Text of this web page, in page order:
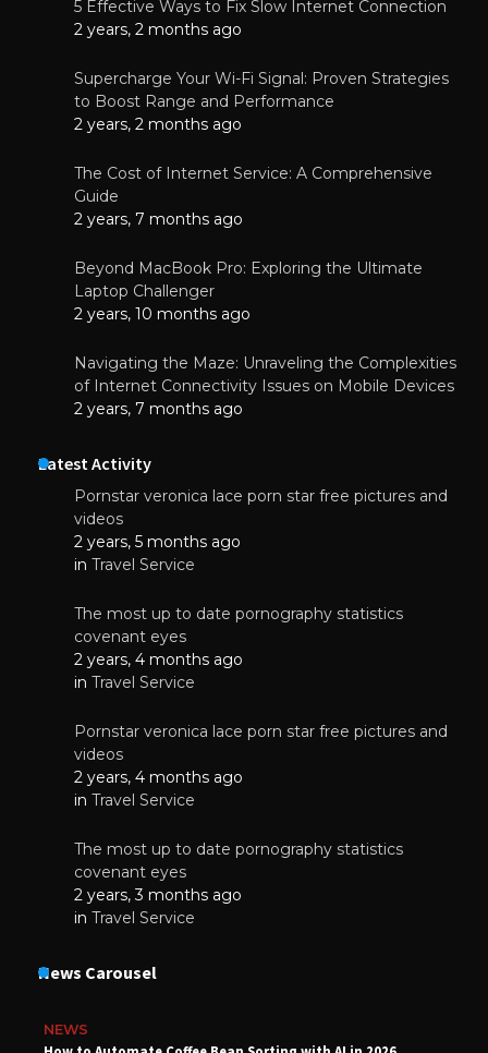
5 Effective Ways to Fix Slow Internet Connection
2 years, 2 months ago
Supercharge Your Wi-Fi Signal: Proven Strategies
to Boost Range and Performance
2 years, 2 months ago
The Cost of Internet Service: A Comprehensive
Guide
2 years, 7 months ago
Beyond MacBook Pro: Exploring the Ultimate
Laptop Challenger
2 years, 10 months ago
Navigating the Maze: Unraveling the Complexities
of Internet Connectivity Issues on Mobile Devices
2 years, 7 months ago
Latest Activity
Pornstar veronica lace porn star free pictures and
videos
2 years, 5 months ago
in Travel Service
The most up to date pornography statistics
covenant eyes
2 years, 4 months ago
in Travel Service
Pornstar veronica lace porn star free pictures and
videos
2 years, 4 months ago
in Travel Service
The most up to date pornography statistics
covenant eyes
2 years, 3 months ago
in Travel Service
News Carousel
NEWS